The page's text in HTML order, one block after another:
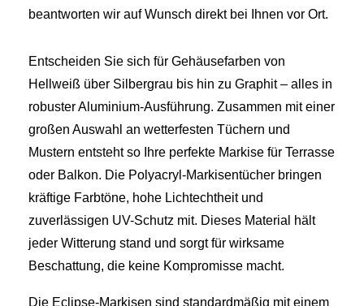
beantworten wir auf Wunsch direkt bei Ihnen vor Ort.
Entscheiden Sie sich für Gehäusefarben von
Hellweiß über Silbergrau bis hin zu Graphit – alles in
robuster Aluminium-Ausführung. Zusammen mit einer
großen Auswahl an wetterfesten Tüchern und
Mustern entsteht so Ihre perfekte Markise für Terrasse
oder Balkon. Die Polyacryl-Markisentücher bringen
kräftige Farbtöne, hohe Lichtechtheit und
zuverlässigen UV-Schutz mit. Dieses Material hält
jeder Witterung stand und sorgt für wirksame
Beschattung, die keine Kompromisse macht.
Die Eclipse‑Markisen sind standardmäßig mit einem